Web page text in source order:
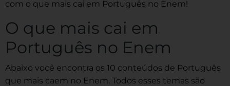
com o que mais cai em Português no Enem!
O que mais cai em
Português no Enem
Abaixo você encontra os 10 conteúdos de Português
que mais caem no Enem. Todos esses temas são